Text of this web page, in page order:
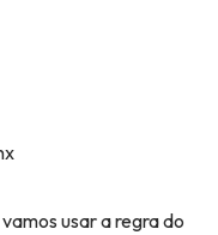
usar a regra do